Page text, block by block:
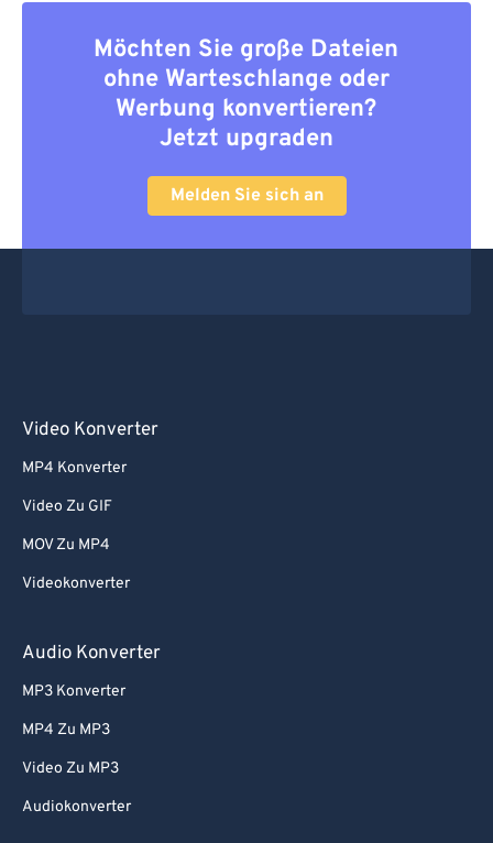
Möchten Sie große Dateien
ohne Warteschlange oder
Werbung konvertieren?
Jetzt upgraden
Melden Sie sich an
Video Konverter
MP4 Konverter
Video Zu GIF
MOV Zu MP4
Videokonverter
Audio Konverter
MP3 Konverter
MP4 Zu MP3
Video Zu MP3
Audiokonverter